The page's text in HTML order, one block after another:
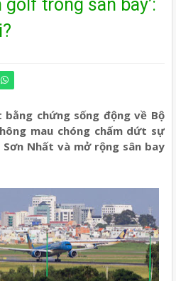
golf trong sân bay’:
chứng sống động về Bộ
mau chóng chấm dứt sự
Nhất và mở rộng sân bay